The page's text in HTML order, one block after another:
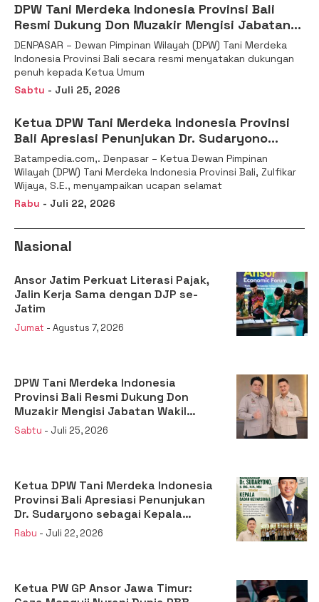
DPW Tani Merdeka Indonesia Provinsi Bali
Resmi Dukung Don Muzakir Mengisi Jabatan
Wakil Menteri Pertanian RI
DENPASAR – Dewan Pimpinan Wilayah (DPW) Tani Merdeka
Indonesia Provinsi Bali secara resmi menyatakan dukungan
penuh kepada Ketua Umum
Sabtu - Juli 25, 2026
Ketua DPW Tani Merdeka Indonesia Provinsi
Bali Apresiasi Penunjukan Dr. Sudaryono
sebagai Kepala Badan Gizi Nasional
Batampedia.com,. Denpasar – Ketua Dewan Pimpinan
Wilayah (DPW) Tani Merdeka Indonesia Provinsi Bali, Zulfikar
Wijaya, S.E., menyampaikan ucapan selamat
Rabu - Juli 22, 2026
Nasional
Ansor Jatim Perkuat Literasi Pajak,
Jalin Kerja Sama dengan DJP se-
Jatim
Jumat - Agustus 7, 2026
DPW Tani Merdeka Indonesia
Provinsi Bali Resmi Dukung Don
Muzakir Mengisi Jabatan Wakil
Menteri Pertanian RI
Sabtu - Juli 25, 2026
Ketua DPW Tani Merdeka Indonesia
Provinsi Bali Apresiasi Penunjukan
Dr. Sudaryono sebagai Kepala
Badan Gizi Nasional
Rabu - Juli 22, 2026
Ketua PW GP Ansor Jawa Timur: